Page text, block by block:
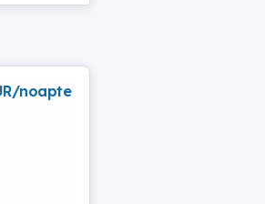
noapte